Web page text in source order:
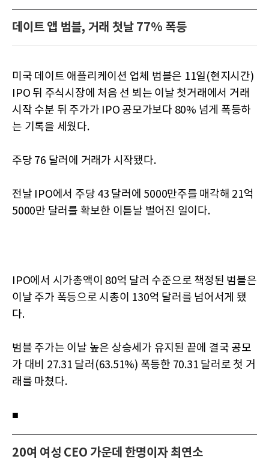
데이트 앱 범블, 거래 첫날 77% 폭등
미국 데이트 애플리케이션 업체 범블은 11일(현지시간)
IPO 뒤 주식시장에 처음 선 뵈는 이날 첫거래에서 거래
시작 수분 뒤 주가가 IPO 공모가보다 80% 넘게 폭등하
는 기록을 세웠다.
주당 76 달러에 거래가 시작됐다.
전날 IPO에서 주당 43 달러에 5000만주를 매각해 21억
5000만 달러를 확보한 이튿날 벌어진 일이다.
IPO에서 시가총액이 80억 달러 수준으로 책정된 범블은
이날 주가 폭등으로 시총이 130억 달러를 넘어서게 됐
다.
범블 주가는 이날 높은 상승세가 유지된 끝에 결국 공모
가 대비 27.31 달러(63.51%) 폭등한 70.31 달러로 첫 거
래를 마쳤다.
■
20여 여성 CEO 가운데 한명이자 최연소